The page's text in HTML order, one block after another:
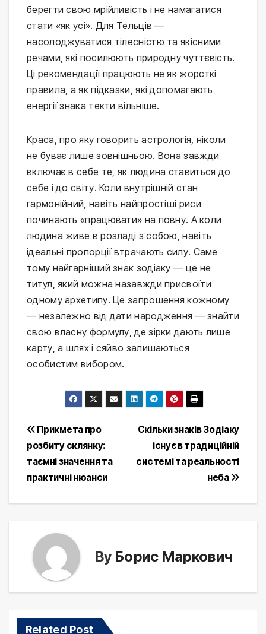
берегти свою мрійливість і не намагатися
стати «як усі». Для Тельців —
насолоджуватися тілесністю та якісними
речами, які посилюють природну чуттєвість.
Ці рекомендації працюють не як жорсткі
правила, а як підказки, які допомагають
енергії знака текти вільніше.
Краса, про яку говорить астрологія, ніколи
не буває лише зовнішньою. Вона завжди
включає в себе те, як людина ставиться до
себе і до світу. Коли внутрішній стан
гармонійний, навіть найпростіші риси
починають «працювати» на повну. А коли
людина живе в розладі з собою, навіть
ідеальні пропорції втрачають силу. Саме
тому найгарніший знак зодіаку — це не
титул, який можна назавжди присвоїти
одному архетипу. Це запрошення кожному
— незалежно від дати народження — знайти
свою власну формулу, де зірки дають лише
карту, а шлях і сяйво залишаються
особистим вибором.
Post
navigation
Скільки знаків Зодіаку
існує в традиційній
системі та реальності
неба
Прикмета про
розбиту склянку:
таємні значення та
практичні нюанси
By Борис Маркович
Related Post